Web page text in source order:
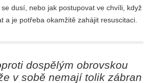
dusí, nebo jak postupovat ve chvíli, když
a je potřeba okamžitě zahájit resuscitaci.
dospělým obrovskou
v sobě nemají tolik zábran